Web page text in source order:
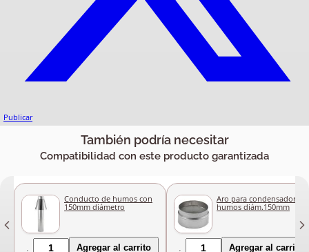
Publicar
También podría necesitar
Compatibilidad con este producto garantizada
Conducto de humos con
150mm diámetro
Agregar al carrito
Aro para condensador
humos diám.150mm
Agregar al carrito